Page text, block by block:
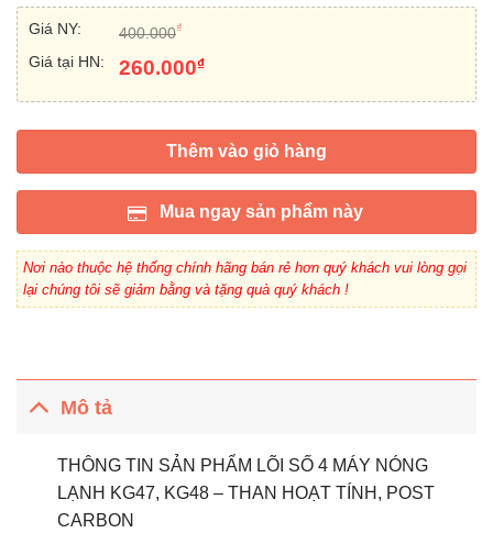
Giá NY: 400.000₫
Giá tại HN: 260.000₫
Thêm vào giỏ hàng
Mua ngay sản phẩm này
Nơi nào thuộc hệ thống chính hãng bán rẻ hơn quý khách vui lòng gọi
lại chúng tôi sẽ giảm bằng và tặng quà quý khách !
Mô tả
THÔNG TIN SẢN PHẨM LÕI SỐ 4 MÁY NÓNG
LẠNH KG47, KG48 – THAN HOẠT TÍNH, POST
CARBON